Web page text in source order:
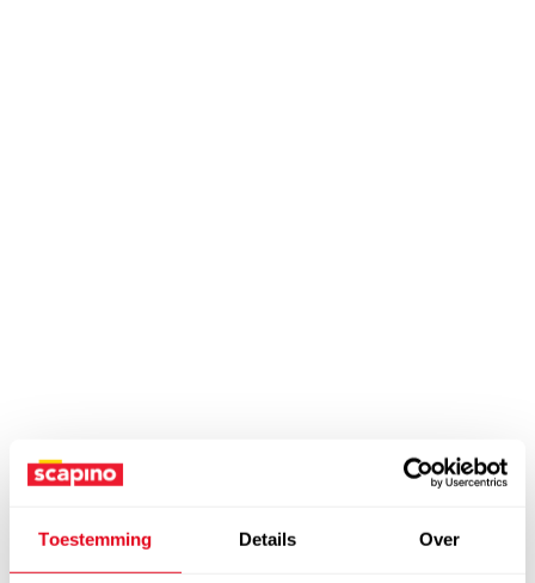
Toestemming Details Over